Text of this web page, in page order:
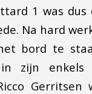
1 was dus
Na hard
bord te
in zijn
Gerritsen